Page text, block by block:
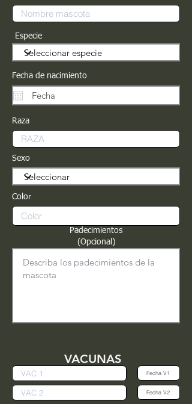
Especie
Fecha de nacimiento
Raza
Sexo
Color
Padecimientos
(Opcional)
VACUNAS